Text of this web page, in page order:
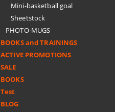
Mini-basketball goal
Sheetstock
PHOTO-MUGS
BOOKS and TRAININGS
ACTIVE PROMOTIONS
SALE
BOOKS
Test
BLOG